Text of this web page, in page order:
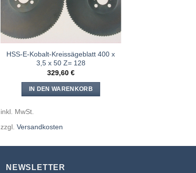
HSS-E-Kobalt-Kreissägeblatt 400 x
3,5 x 50 Z= 128
329,60 €
IN DEN WARENKORB
inkl. MwSt.
zzgl. Versandkosten
NEWSLETTER